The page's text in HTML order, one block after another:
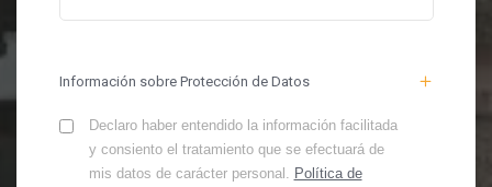
Información sobre Protección de Datos
Declaro haber entendido la información facilitada
y consiento el tratamiento que se efectuará de
mis datos de carácter personal. Política de